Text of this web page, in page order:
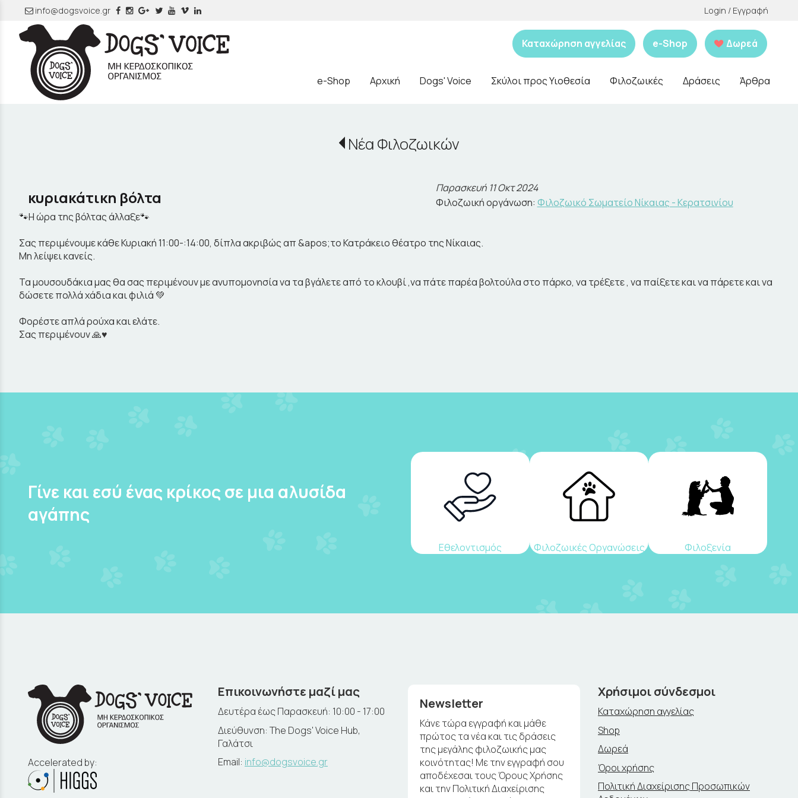
info@dogsvoice.gr Login / Εγγραφή
Καταχώρηση αγγελίας e-Shop Δωρεά
e-Shop Αρχική Dogs' Voice Σκύλοι προς Υιοθεσία Φιλοζωικές Δράσεις Άρθρα
Νέα Φιλοζωικών
κυριακάτικη βόλτα
Παρασκευή 11 Οκτ 2024
Φιλοζωική οργάνωση: Φιλοζωικό Σωματείο Νίκαιας - Κερατσινίου
🐾Η ώρα της βόλτας άλλαξε🐾
Σας περιμένουμε κάθε Κυριακή 11:00-:14:00, δίπλα ακριβώς απ &apos;το Κατράκειο θέατρο της Νίκαιας.
Μη λείψει κανείς.
Τα μουσουδάκια μας θα σας περιμένουν με ανυπομονησία να τα βγάλετε από το κλουβί ,να πάτε παρέα βολτούλα στο πάρκο, να τρέξετε , να παίξετε και να πάρετε και να
δώσετε πολλά χάδια και φιλιά 💚
Φορέστε απλά ρούχα και ελάτε.
Σας περιμένουν 🙏♥️
Γίνε και εσύ ένας κρίκος σε μια αλυσίδα
αγάπης
Εθελοντισμός Φιλοζωικές Οργανώσεις Φιλοξενία
Accelerated by:
Επικοινωνήστε μαζί μας
Δευτέρα έως Παρασκευή: 10:00 - 17:00
Διεύθυνση: The Dogs' Voice Hub,
Γαλάτσι
Email: info@dogsvoice.gr
Newsletter
Κάνε τώρα εγγραφή και μάθε
πρώτος τα νέα και τις δράσεις
της μεγάλης φιλοζωικής μας
κοινότητας! Με την εγγραφή σου
αποδέχεσαι τους Όρους Χρήσης
και την Πολιτική Διαχείρισης
Χρήσιμοι σύνδεσμοι
Καταχώρηση αγγελίας
Shop
Δωρεά
Όροι χρήσης
Πολιτική Διαχείρισης Προσωπικών